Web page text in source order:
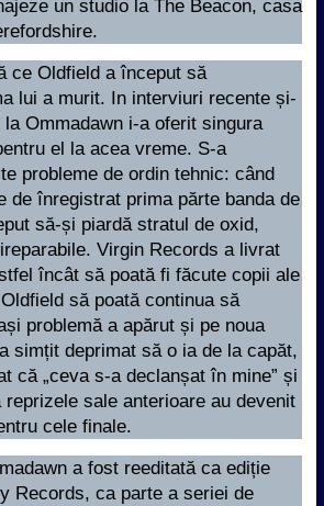
un studio la The Beacon, casa
ce Oldfield a început să
lui a murit. In interviuri recente și-
Ommadawn i-a oferit singura
el la acea vreme. S-a
probleme de ordin tehnic: când
de înregistrat prima părte banda de
să-și piardă stratul de oxid,
Virgin Records a livrat
încât să poată fi făcute copii ale
să poată continua să
problemă a apărut și pe noua
simțit deprimat să o ia de la capăt,
că „ceva s-a declanșat în mine” și
sale anterioare au devenit
cele finale.
a fost reeditată ca ediție
Records, ca parte a seriei de